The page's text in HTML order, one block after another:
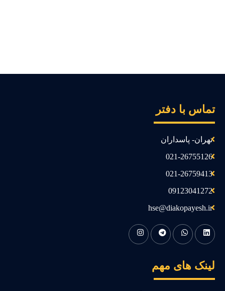
با دفتر
تهران- پاسداران
021-26755126
021-26759413
09123041272
hse@diakopayesh.ir
های مهم